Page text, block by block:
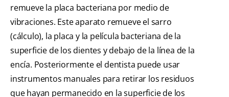
remueve la placa bacteriana por medio de
vibraciones. Este aparato remueve el sarro
(cálculo), la placa y la película bacteriana de la
superficie de los dientes y debajo de la línea de la
encía. Posteriormente el dentista puede usar
instrumentos manuales para retirar los residuos
que hayan permanecido en la superficie de los